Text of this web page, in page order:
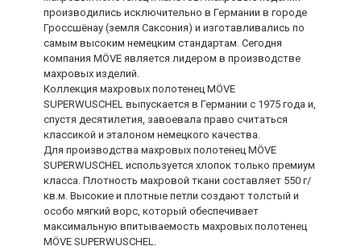
производились исключительно в Германии в городе
Гроссшёнау (земля Саксония) и изготавливались по
самым высоким немецким стандартам. Сегодня
компания MÖVE является лидером в производстве
махровых изделий.
Коллекция махровых полотенец MÖVE
SUPERWUSCHEL выпускается в Германии с 1975 года и,
спустя десятилетия, завоевала право считаться
классикой и эталоном немецкого качества.
Для производства махровых полотенец MÖVE
SUPERWUSCHEL используется хлопок только премиум
класса. Плотность махровой ткани составляет 550 г/
кв.м. Высокие и плотные петли создают толстый и
особо мягкий ворс, который обеспечивает
максимальную впитываемость махровых полотенец
MÖVE SUPERWUSCHEL.